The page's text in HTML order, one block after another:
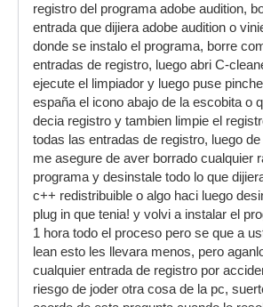
registro del programa adobe audition,
entrada que dijiera adobe audition o
donde se instalo el programa, borre
entradas de registro, luego abri C-
ejecute el limpiador y luego puse
españa el icono abajo de la escobita o
decia registro y tambien limpie el
todas las entradas de registro, luego
me asegure de aver borrado cualquier
programa y desinstale todo lo que
c++ redistribuible o algo haci luego
plug in que tenia! y volvi a instalar el
1 hora todo el proceso pero se que a
lean esto les llevara menos, pero
cualquier entrada de registro por
riesgo de joder otra cosa de la pc,